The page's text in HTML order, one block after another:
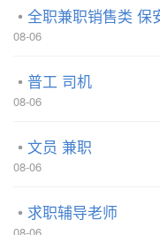
全职兼职销售类 保
08-06
普工 司机
08-06
文员 兼职
08-06
求职辅导老师